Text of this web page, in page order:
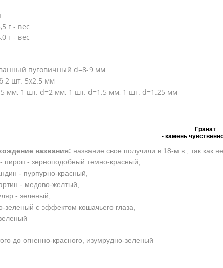
г - вес
г - вес
пуговичный d=8-9 мм
2 шт. 5х2.5 мм
мм, 1 шт. d=2 мм, 1 шт. d=1.5 мм, 1 шт. d=1.25 мм
Гранат
- камень
названия: название свое получили в 18-м в., так как
- пироп - зерноподобный темно-красный,
- пурпурно-красный,
- медово-желтый,
- зеленый,
зеленый с эффектом кошачьего глаза,
до огненно-красного, изумрудно-зеленый